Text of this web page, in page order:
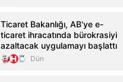
Ticaret Bakanlığı, AB'ye e-
ticaret ihracatında bürokrasiyi
azaltacak uygulamayı başlattı
Dün